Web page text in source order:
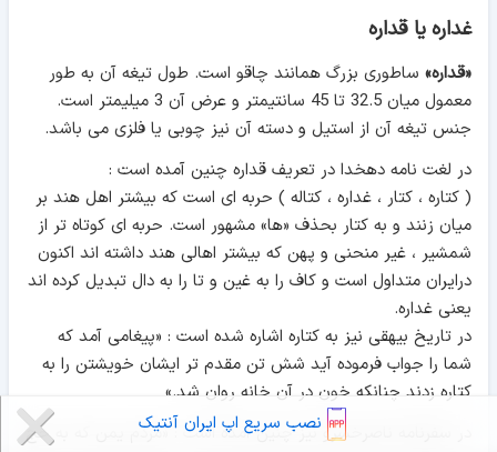
غداره یا قداره
«قداره» ساطوری بزرگ همانند چاقو است. طول تیغه آن به طور
معمول میان 32.5 تا 45 سانتیمتر و عرض آن 3 میلیمتر است.
جنس تیغه آن از استیل و دسته آن نیز چوبی یا فلزی می ‌باشد.
در لغت نامه دهخدا در تعریف قداره چنین آمده است :
( کتاره ، کتار ، غداره ، کتاله ) حربه ای است که بیشتر اهل هند بر
میان زنند و به کتار بحذف «ها» مشهور است. حربه ای کوتاه تر از
شمشیر ، غیر منحنی و پهن که بیشتر اهالی هند داشته اند اکنون
درایران متداول است و کاف را به غین و تا را به دال تبدیل کرده اند
یعنی غداره.
در تاریخ بیهقی نیز به کتاره اشاره شده است : «پیغامی آمد که
شما را جواب فرموده آید شش تن مقدم تر ایشان خویشتن را به
کتاره زدند چنانکه خون در آن خانه روان شد.»
در سفرنامه ناصرخسرو نیز چنین آمده است : «مردم یمن که به حج
نصب سریع اپ ایران آنتیک